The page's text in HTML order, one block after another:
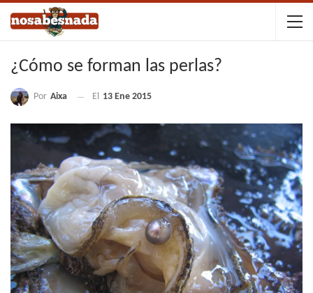
¿Cómo se forman las perlas?
Por Aixa El 13 Ene 2015